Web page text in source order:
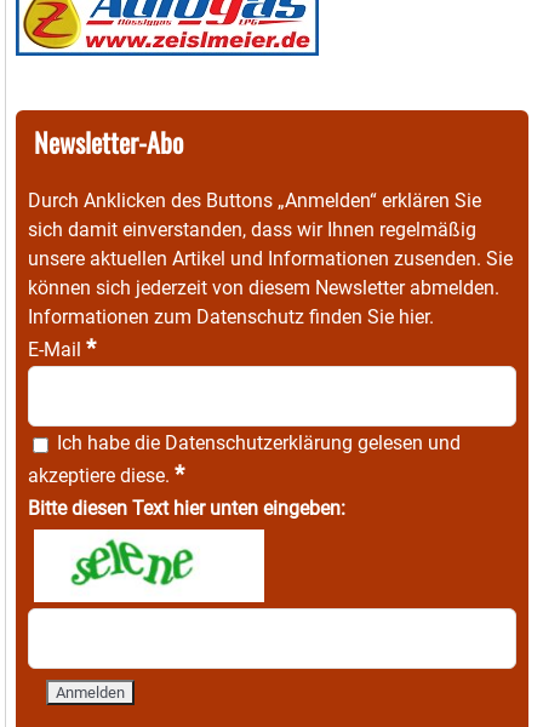
Newsletter-Abo
Durch Anklicken des Buttons „Anmelden“ erklären Sie
sich damit einverstanden, dass wir Ihnen regelmäßig
unsere aktuellen Artikel und Informationen zusenden. Sie
können sich jederzeit von diesem Newsletter abmelden.
Informationen zum Datenschutz finden Sie hier.
E-Mail *
Ich habe die Datenschutzerklärung gelesen und
akzeptiere diese. *
Bitte diesen Text hier unten eingeben: